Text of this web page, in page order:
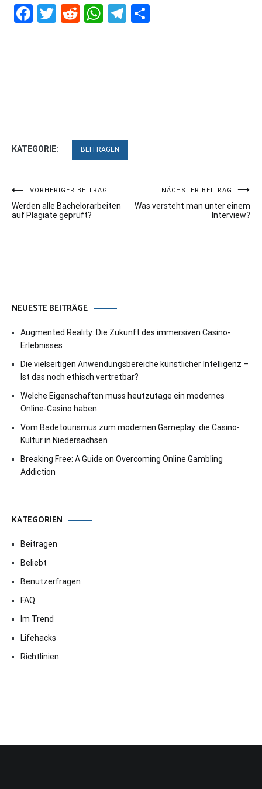
Facebook
Twitter
RedditWhatsApp
Telegram
KATEGORIE: BEITRAGEN
Beitragsnavigation
VORHERIGER BEITRAG
Werden alle Bachelorarbeiten
auf Plagiate geprüft?
NÄCHSTER BEITRAG
Was versteht man unter einem
Interview?
NEUESTE BEITRÄGE
Augmented Reality: Die Zukunft des immersiven Casino-
Erlebnisses
Die vielseitigen Anwendungsbereiche künstlicher Intelligenz –
Ist das noch ethisch vertretbar?
Welche Eigenschaften muss heutzutage ein modernes
Online-Casino haben
Vom Badetourismus zum modernen Gameplay: die Casino-
Kultur in Niedersachsen
Breaking Free: A Guide on Overcoming Online Gambling
Addiction
KATEGORIEN
Beitragen
Beliebt
Benutzerfragen
FAQ
Im Trend
Lifehacks
Richtlinien